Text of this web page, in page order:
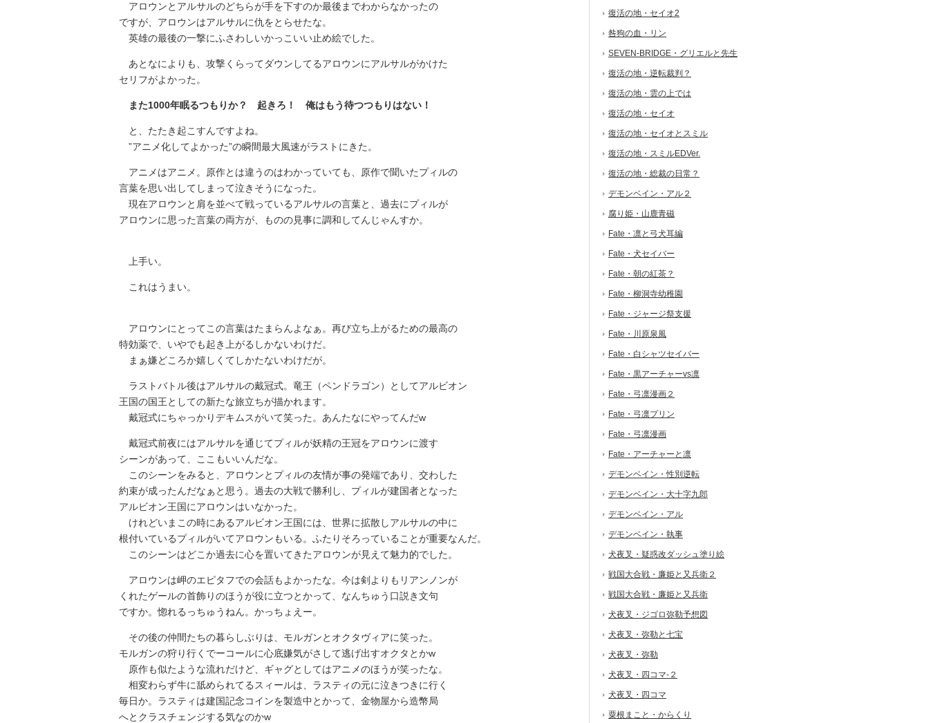
アロウンとアルサルのどちらが手を下すのか最後までわからなかったの
ですが、アロウンはアルサルに仇をとらせたな。
英雄の最後の一撃にふさわしいかっこいい止め絵でした。
あとなによりも、攻撃くらってダウンしてるアロウンにアルサルがかけた
セリフがよかった。
また1000年眠るつもりか？ 起きろ！ 俺はもう待つつもりはない！
と、たたき起こすんですよね。
”アニメ化してよかった”の瞬間最大風速がラストにきた。
アニメはアニメ。原作とは違うのはわかっていても、原作で聞いたプィルの
言葉を思い出してしまって泣きそうになった。
現在アロウンと肩を並べて戦っているアルサルの言葉と、過去にプィルが
アロウンに思った言葉の両方が、ものの見事に調和してんじゃんすか。
上手い。
これはうまい。
アロウンにとってこの言葉はたまらんよなぁ。再び立ち上がるための最高の
特効薬で、いやでも起き上がるしかないわけだ。
まぁ嫌どころか嬉しくてしかたないわけだが。
ラストバトル後はアルサルの戴冠式。竜王（ペンドラゴン）としてアルビオン
王国の国王としての新たな旅立ちが描かれます。
戴冠式にちゃっかりデキムスがいて笑った。あんたなにやってんだw
戴冠式前夜にはアルサルを通じてプィルが妖精の王冠をアロウンに渡す
シーンがあって、ここもいいんだな。
このシーンをみると、アロウンとプィルの友情が事の発端であり、交わした
約束が成ったんだなぁと思う。過去の大戦で勝利し、プィルが建国者となった
アルビオン王国にアロウンはいなかった。
けれどいまこの時にあるアルビオン王国には、世界に拡散しアルサルの中に
根付いているプィルがいてアロウンもいる。ふたりそろっていることが重要なんだ。
このシーンはどこか過去に心を置いてきたアロウンが見えて魅力的でした。
アロウンは岬のエピタフでの会話もよかったな。今は剣よりもリアンノンが
くれたゲールの首飾りのほうが役に立つとかって、なんちゅう口説き文句
ですか。惚れるっちゅうねん。かっちょえー。
その後の仲間たちの暮らしぶりは、モルガンとオクタヴィアに笑った。
モルガンの狩り行くでーコールに心底嫌気がさして逃げ出すオクタとかw
原作も似たような流れだけど、ギャグとしてはアニメのほうが笑ったな。
相変わらず牛に舐められてるスィールは、ラスティの元に泣きつきに行く
毎日か。ラスティは建国記念コインを製造中とかって、金物屋から造幣局
へとクラスチェンジする気なのかw
復活の地・セイオ2
咎狗の血・リン
SEVEN-BRIDGE・グリエルと先生
復活の地・逆転裁判？
復活の地・雲の上では
復活の地・セイオ
復活の地・セイオとスミル
復活の地・スミルEDVer.
復活の地・総裁の日常？
デモンベイン・アル２
腐り姫・山鹿青磁
Fate・凛と弓犬耳編
Fate・犬セイバー
Fate・朝の紅茶？
Fate・柳洞寺幼稚園
Fate・ジャージ祭支援
Fate・川原泉風
Fate・白シャツセイバー
Fate・黒アーチャーvs凛
Fate・弓凛漫画２
Fate・弓凛プリン
Fate・弓凛漫画
Fate・アーチャーと凛
デモンベイン・性別逆転
デモンベイン・大十字九郎
デモンベイン・アル
デモンベイン・執事
犬夜叉・疑惑改ダッシュ塗り絵
戦国大合戦・廉姫と又兵衛２
戦国大合戦・廉姫と又兵衛
犬夜叉・ジゴロ弥勒予想図
犬夜叉・弥勒と七宝
犬夜叉・弥勒
犬夜叉・四コマ-２
犬夜叉・四コマ
粟根まこと・からくり